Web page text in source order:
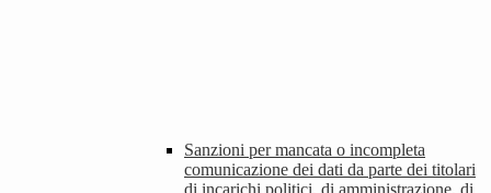
Sanzioni per mancata o incompleta
comunicazione dei dati da parte dei titolari